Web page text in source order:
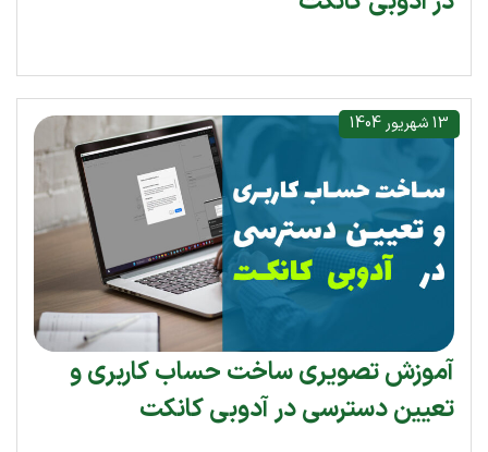
13 شهریور 1404
آموزش تصویری ساخت حساب کاربری و
تعیین دسترسی در آدوبی کانکت